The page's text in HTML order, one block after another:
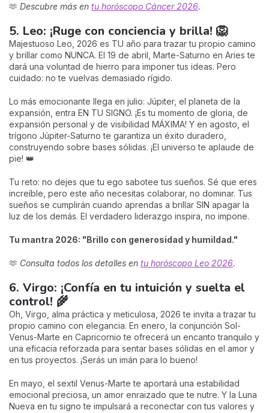
🫶 Descubre más en tu horóscopo Cáncer 2026.
5. Leo: ¡Ruge con conciencia y brilla! 🦁
Majestuoso Leo, 2026 es TU año para trazar tu propio camino
y brillar como NUNCA. El 19 de abril, Marte-Saturno en Aries te
dará una voluntad de hierro para imponer tus ideas. Pero
cuidado: no te vuelvas demasiado rígido.
Lo más emocionante llega en julio: Júpiter, el planeta de la
expansión, entra EN TU SIGNO. ¡Es tu momento de gloria, de
expansión personal y de visibilidad MÁXIMA! Y en agosto, el
trígono Júpiter-Saturno te garantiza un éxito duradero,
construyendo sobre bases sólidas. ¡El universo te aplaude de
pie! 👑
Tu reto: no dejes que tu ego sabotee tus sueños. Sé que eres
increíble, pero este año necesitas colaborar, no dominar. Tus
sueños se cumplirán cuando aprendas a brillar SIN apagar la
luz de los demás. El verdadero liderazgo inspira, no impone.
Tu mantra 2026: "Brillo con generosidad y humildad."
🫶 Consulta todos los detalles en tu horóscopo Leo 2026.
6. Virgo: ¡Confía en tu intuición y suelta el
control! 🌾
Oh, Virgo, alma práctica y meticulosa, 2026 te invita a trazar tu
propio camino con elegancia. En enero, la conjunción Sol-
Venus-Marte en Capricornio te ofrecerá un encanto tranquilo y
una eficacia reforzada para sentar bases sólidas en el amor y
en tus proyectos. ¡Serás un imán para lo bueno!
En mayo, el sextil Venus-Marte te aportará una estabilidad
emocional preciosa, un amor enraizado que te nutre. Y la Luna
Nueva en tu signo te impulsará a reconectar con tus valores y